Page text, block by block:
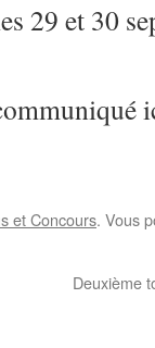
29 et 30
et Concours. Vous
Deuxième